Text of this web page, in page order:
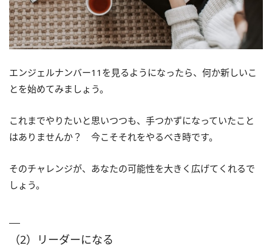
エンジェルナンバー11を見るようになったら、何か新しいこ
とを始めてみましょう。
これまでやりたいと思いつつも、手つかずになっていたこと
はありませんか？ 今こそそれをやるべき時です。
そのチャレンジが、あなたの可能性を大きく広げてくれるで
しょう。
（2）リーダーになる